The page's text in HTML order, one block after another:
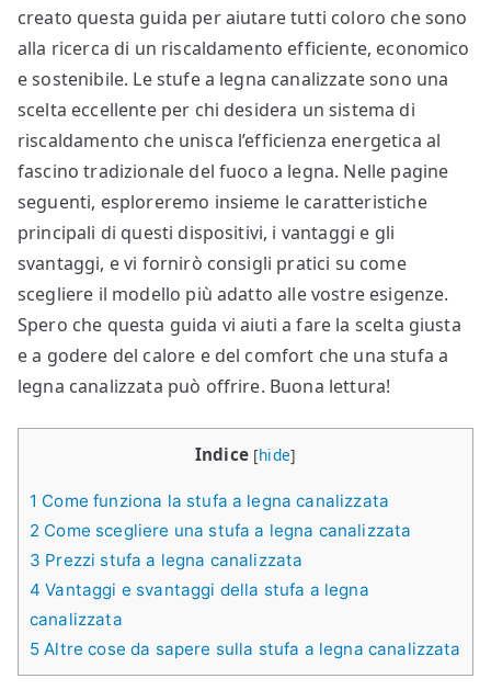
creato questa guida per aiutare tutti coloro che sono
alla ricerca di un riscaldamento efficiente, economico
e sostenibile. Le stufe a legna canalizzate sono una
scelta eccellente per chi desidera un sistema di
riscaldamento che unisca l’efficienza energetica al
fascino tradizionale del fuoco a legna. Nelle pagine
seguenti, esploreremo insieme le caratteristiche
principali di questi dispositivi, i vantaggi e gli
svantaggi, e vi fornirò consigli pratici su come
scegliere il modello più adatto alle vostre esigenze.
Spero che questa guida vi aiuti a fare la scelta giusta
e a godere del calore e del comfort che una stufa a
legna canalizzata può offrire. Buona lettura!
Indice [hide]
1 Come funziona la stufa a legna canalizzata
2 Come scegliere una stufa a legna canalizzata
3 Prezzi stufa a legna canalizzata
4 Vantaggi e svantaggi della stufa a legna
canalizzata
5 Altre cose da sapere sulla stufa a legna canalizzata